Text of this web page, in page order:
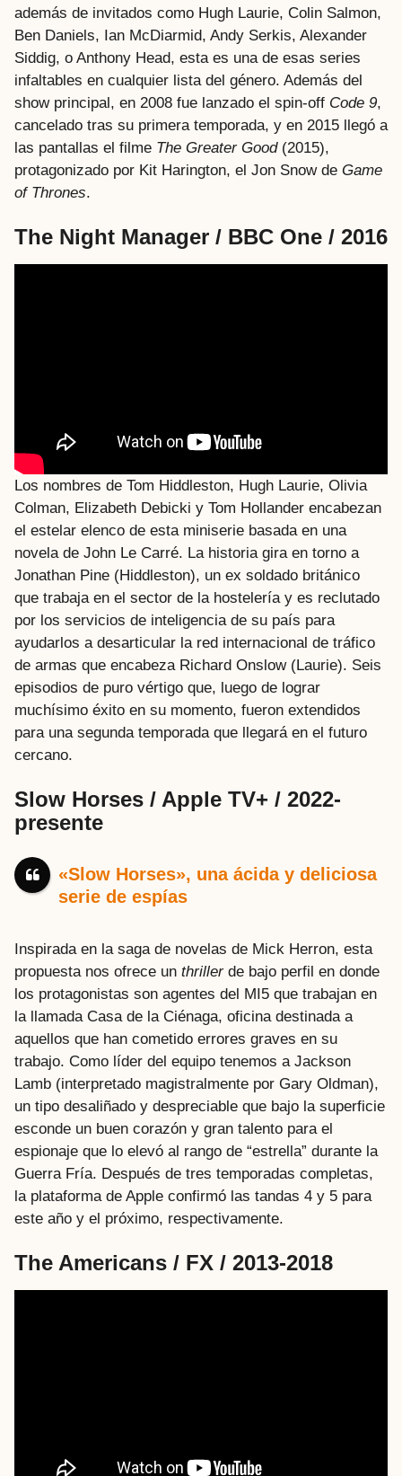
además de invitados como Hugh Laurie, Colin Salmon,
Ben Daniels, Ian McDiarmid, Andy Serkis, Alexander
Siddig, o Anthony Head, esta es una de esas series
infaltables en cualquier lista del género. Además del
show principal, en 2008 fue lanzado el spin-off Code 9,
cancelado tras su primera temporada, y en 2015 llegó a
las pantallas el filme The Greater Good (2015),
protagonizado por Kit Harington, el Jon Snow de Game
of Thrones.
The Night Manager / BBC One / 2016
Los nombres de Tom Hiddleston, Hugh Laurie, Olivia
Colman, Elizabeth Debicki y Tom Hollander encabezan
el estelar elenco de esta miniserie basada en una
novela de John Le Carré. La historia gira en torno a
Jonathan Pine (Hiddleston), un ex soldado británico
que trabaja en el sector de la hostelería y es reclutado
por los servicios de inteligencia de su país para
ayudarlos a desarticular la red internacional de tráfico
de armas que encabeza Richard Onslow (Laurie). Seis
episodios de puro vértigo que, luego de lograr
muchísimo éxito en su momento, fueron extendidos
para una segunda temporada que llegará en el futuro
cercano.
Slow Horses / Apple TV+ / 2022-
presente
«Slow Horses», una ácida y deliciosa
serie de espías
Inspirada en la saga de novelas de Mick Herron, esta
propuesta nos ofrece un thrillerde bajo perfil en donde
los protagonistas son agentes del MI5 que trabajan en
la llamada Casa de la Ciénaga, oficina destinada a
aquellos que han cometido errores graves en su
trabajo. Como líder del equipo tenemos a Jackson
Lamb (interpretado magistralmente por Gary Oldman),
un tipo desaliñado y despreciable que bajo la superficie
esconde un buen corazón y gran talento para el
espionaje que lo elevó al rango de “estrella” durante la
Guerra Fría. Después de tres temporadas completas,
la plataforma de Apple confirmó las tandas 4 y 5 para
este año y el próximo, respectivamente.
The Americans / FX / 2013-2018